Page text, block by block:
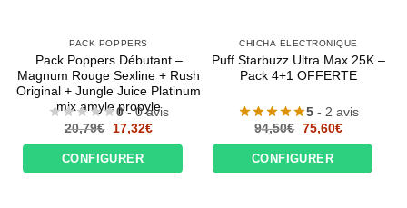
PACK POPPERS
Pack Poppers Débutant –
Magnum Rouge Sexline + Rush
Original + Jungle Juice Platinum
mix amyle propyle
0- 0 avis
20,79€
Le
initial
était :
20,79€.
17,32€Le
actuel
17,32€.
CONFIGURER
CHICHA ÉLECTRONIQUE
Puff Starbuzz Ultra Max 25K –
Pack 4+1 OFFERTE
5 - 2 avis
94,50€ Le
initial
était :
94,50€.
75,60€Le
actuel
75,60€.
CONFIGURER